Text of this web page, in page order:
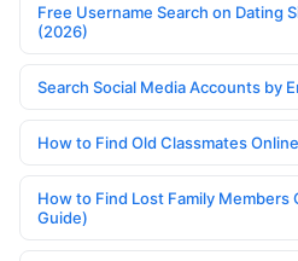
Free Username Search on Dating
(2026)
Search Social Media Accounts by
How to Find Old Classmates
How to Find Lost Family Members
Guide)